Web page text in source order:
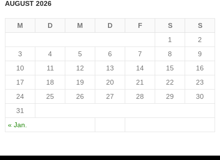
AUGUST 2026
M D M D F S S
« Jan.
1
2
3
4 5 6 7 8
9
10
11 12 13 14 15
16
17
18 19 20 21 22
23
24
25 26 27 28 29
30
31